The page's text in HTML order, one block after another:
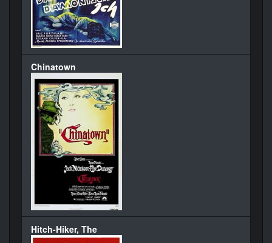
Chinatown
Hitch-Hiker, The